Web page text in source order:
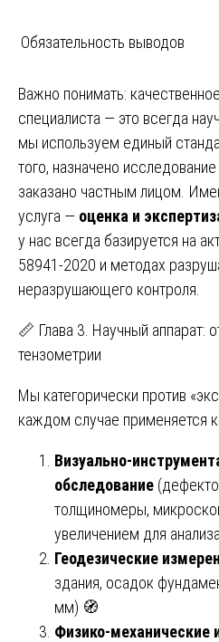
Обязательность выводов
Важно понимать:
специалиста — это всегда
мы используем единый
того, назначено
заказано частным лицом.
услуга — оценка и
у нас всегда базируется на
58941-2020 и методах
неразрушающего контроля.
📏 Глава 3. Научный аппарат:
тензометрии
Мы категорически против
каждом случае применяется
Визуально-
обследование
толщиномеры,
увеличением для
Геодезические
здания, осадок
мм) 🧭
Физико-механические